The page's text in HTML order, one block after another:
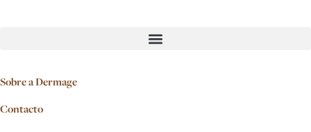
Sobre a Dermage
Contacto